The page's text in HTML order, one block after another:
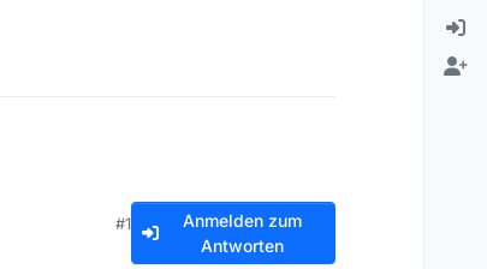
#1
Anmelden zum
Antworten